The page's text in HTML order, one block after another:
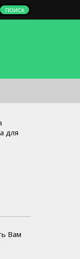
для
Вам